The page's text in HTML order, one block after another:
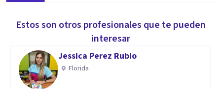
Estos son otros profesionales que te pueden
interesar
Jessica Perez Rubio
Florida